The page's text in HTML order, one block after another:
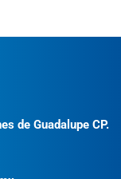
de Guadalupe CP.